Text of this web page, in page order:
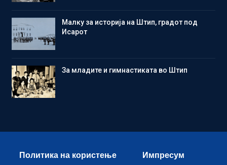
Малку за историја на Штип, градот под
Исарот
Зa младите и гимнастиката во Штип
Политика на користење Импресум